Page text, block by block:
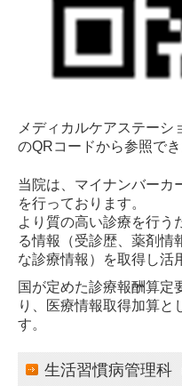
メディカルケアステーシ
のQRコードから参照で
当院は、マイナンバーカ
を行っております。
より質の高い診療を行う
る情報（受診歴、薬剤情
な診療情報）を取得し活
国が定めた診療報酬算定
り、医療情報取得加算と
す。
生活習慣病管理科